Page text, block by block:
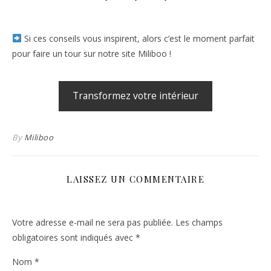
Si ces conseils vous inspirent, alors c’est le moment parfait
pour faire un tour sur notre site Miliboo !
Transformez votre intérieur
By Miliboo
LAISSEZ UN COMMENTAIRE
Votre adresse e-mail ne sera pas publiée. Les champs
obligatoires sont indiqués avec *
Nom *